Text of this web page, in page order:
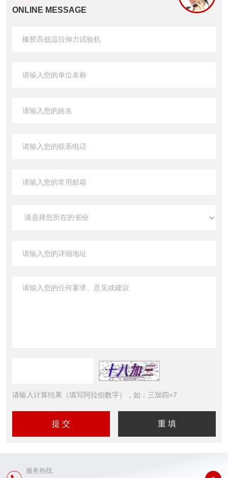
ONLINE MESSAGE
请输入计算结果（填写阿拉伯数字），如：三加四=7
服务热线